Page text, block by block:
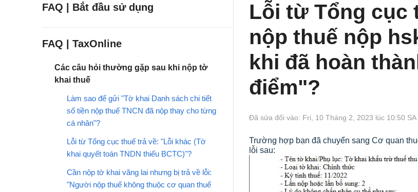
FAQ | Bắt đầu sử dụng
FAQ | TaxOnline
Các câu hỏi thường gặp sau khi nộp tờ
khai thuế
Làm sao để gửi "Tờ khai Danh sách chi tiết
số tiền nộp thuế TNCN đã nộp thay cho từng
cá nhân"?
Lỗi từ Tổng cục thuế trả về: "Lỗi khác (Tờ
khai quyết toán TNDN thiếu BCTC)"?
Cần nộp tờ khai vãng lai nhưng bị trả về lỗi:
"Người nộp thuế không thuộc cơ quan thuế
Lỗi từ Tổng cục
nộp thuế nộp
khi đã hoàn
điểm"?
Đã sửa đổi vào: Fri, 10 Tháng 2, 2023 lúc 10:50 SA
Trường hợp bạn đã chuyển sang Cơ quan
lỗi sau: